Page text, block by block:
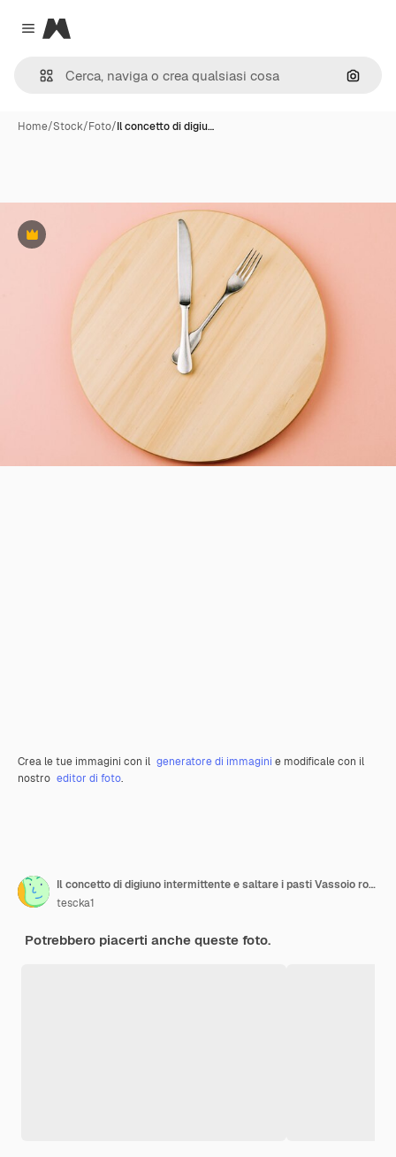
Close menu
Magnific
Cerca
Home/Stock/Foto/Il concetto di digiu…
Premium
Crea le tue immagini con il generatore di immagini e modificale con il
nostro editor di foto.
Il concetto di digiuno intermittente e saltare i pasti Vassoio rotondo in legno con posate a forma di lancette dell'orologio
tescka1
Potrebbero piacerti anche queste foto.